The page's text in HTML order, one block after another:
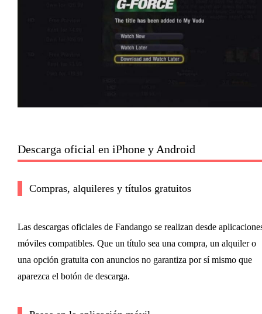
Descarga oficial en iPhone y Android
Compras, alquileres y títulos gratuitos
Las descargas oficiales de Fandango se realizan desde
móviles compatibles. Que un título sea una compra, un alquiler o
una opción gratuita con anuncios no garantiza por sí mismo que
aparezca el botón de descarga.